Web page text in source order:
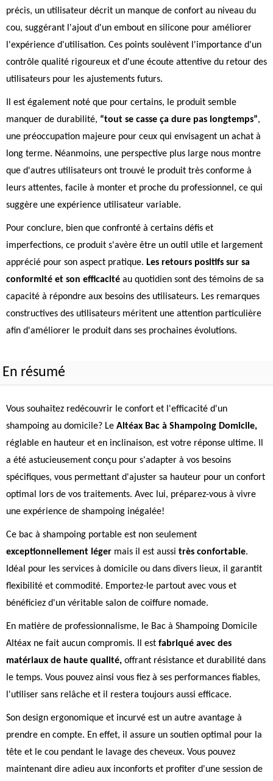
précis, un utilisateur décrit un manque de confort au niveau du
cou, suggérant l'ajout d'un embout en silicone pour améliorer
l'expérience d'utilisation. Ces points soulèvent l'importance d'un
contrôle qualité rigoureux et d'une écoute attentive du retour des
utilisateurs pour les ajustements futurs.
Il est également noté que pour certains, le produit semble
manquer de durabilité, “tout se casse ça dure pas longtemps”,
une préoccupation majeure pour ceux qui envisagent un achat à
long terme. Néanmoins, une perspective plus large nous montre
que d'autres utilisateurs ont trouvé le produit très conforme à
leurs attentes, facile à monter et proche du professionnel, ce qui
suggère une expérience utilisateur variable.
Pour conclure, bien que confronté à certains défis et
imperfections, ce produit s'avère être un outil utile et largement
apprécié pour son aspect pratique. Les retours positifs sur sa
conformité et son efficacité au quotidien sont des témoins de sa
capacité à répondre aux besoins des utilisateurs. Les remarques
constructives des utilisateurs méritent une attention particulière
afin d'améliorer le produit dans ses prochaines évolutions.
En résumé
Vous souhaitez redécouvrir le confort et l'efficacité d'un
shampoing au domicile? Le Altéax Bac à Shampoing Domicile,
réglable en hauteur et en inclinaison, est votre réponse ultime. Il
a été astucieusement conçu pour s'adapter à vos besoins
spécifiques, vous permettant d'ajuster sa hauteur pour un confort
optimal lors de vos traitements. Avec lui, préparez-vous à vivre
une expérience de shampoing inégalée!
Ce bac à shampoing portable est non seulement
exceptionnellement léger mais il est aussi très confortable.
Idéal pour les services à domicile ou dans divers lieux, il garantit
flexibilité et commodité. Emportez-le partout avec vous et
bénéficiez d'un véritable salon de coiffure nomade.
En matière de professionnalisme, le Bac à Shampoing Domicile
Altéax ne fait aucun compromis. Il est fabriqué avec des
matériaux de haute qualité, offrant résistance et durabilité dans
le temps. Vous pouvez ainsi vous fiez à ses performances fiables,
l'utiliser sans relâche et il restera toujours aussi efficace.
Son design ergonomique et incurvé est un autre avantage à
prendre en compte. En effet, il assure un soutien optimal pour la
tête et le cou pendant le lavage des cheveux. Vous pouvez
maintenant dire adieu aux inconforts et profiter d'une session de